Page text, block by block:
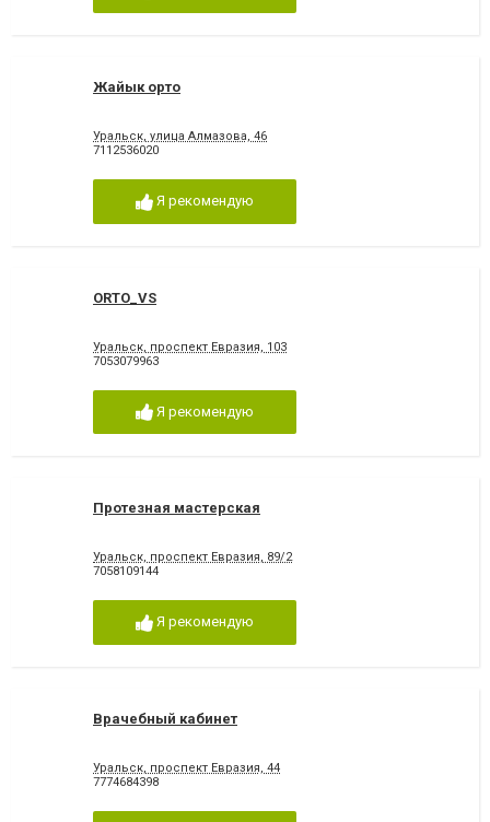
Жайык орто
Уральск, улица Алмазова, 46
7112536020
Я рекомендую
ORTO_VS
Уральск, проспект Евразия, 103
7053079963
Я рекомендую
Протезная мастерская
Уральск, проспект Евразия, 89/2
7058109144
Я рекомендую
Врачебный кабинет
Уральск, проспект Евразия, 44
7774684398